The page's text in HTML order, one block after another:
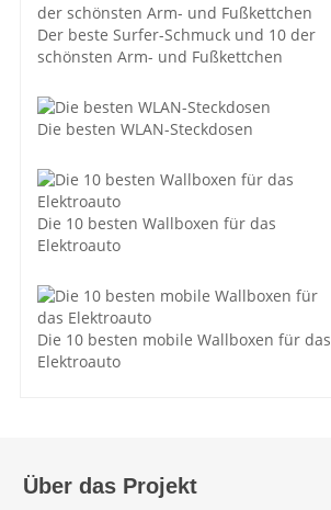
Der beste Surfer-Schmuck und 10 der
schönsten Arm- und Fußkettchen
Die besten WLAN-Steckdosen
Die 10 besten Wallboxen für das
Elektroauto
Die 10 besten mobile Wallboxen für das
Elektroauto
Über das Projekt